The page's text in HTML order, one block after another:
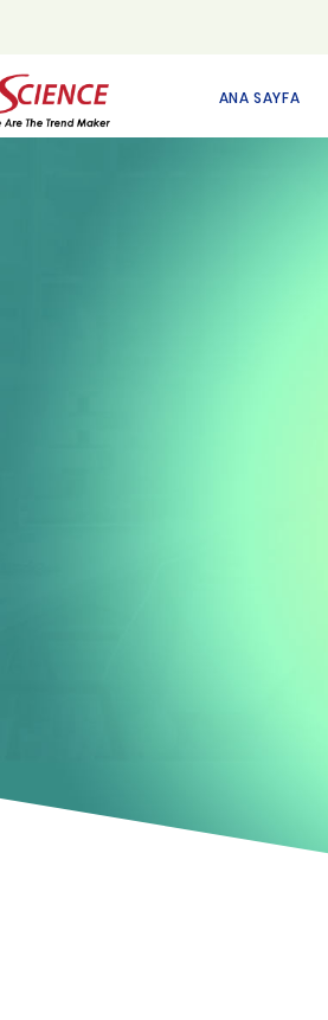
ANA SAYFA